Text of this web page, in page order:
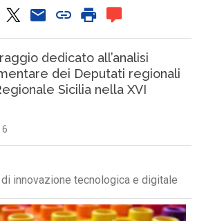
dedicato all’analisi
dei Deputati regionali
Sicilia nella XVI
innovazione tecnologica e digitale